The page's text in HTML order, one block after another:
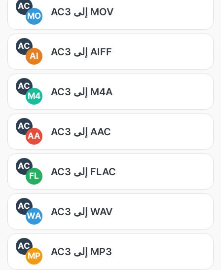
AC
MO
AC3 إلى MOV
AC
AI
AC3 إلى AIFF
AC
M4
AC3 إلى M4A
AC
AA
AC3 إلى AAC
AC
FL
AC3 إلى FLAC
AC
WA
AC3 إلى WAV
AC
MP
AC3 إلى MP3